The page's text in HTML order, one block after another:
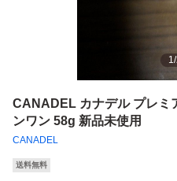
1/
CANADEL カナデル プレミ
ンワン 58g 新品未使用
CANADEL
送料無料